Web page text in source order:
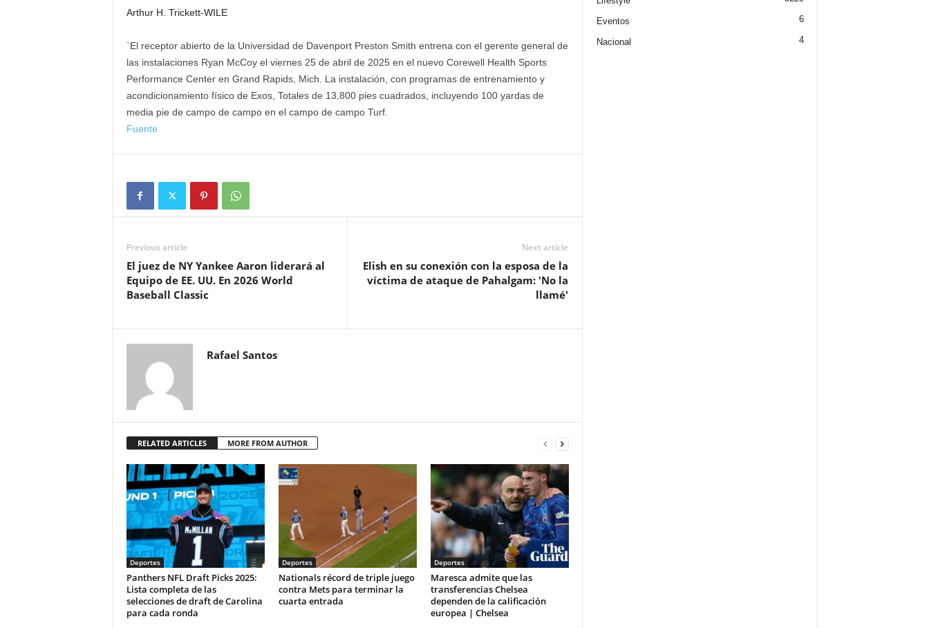
Arthur H. Trickett-WILE
`El receptor abierto de la Universidad de Davenport Preston Smith entrena con el gerente general de
las instalaciones Ryan McCoy el viernes 25 de abril de 2025 en el nuevo Corewell Health Sports
Performance Center en Grand Rapids, Mich. La instalación, con programas de entrenamiento y
acondicionamiento físico de Exos, Totales de 13,800 pies cuadrados, incluyendo 100 yardas de
media pie de campo de campo en el campo de campo Turf.
Fuente
Previous article
El juez de NY Yankee Aaron liderará al
Equipo de EE. UU. En 2026 World
Baseball Classic
Next article
Elish en su conexión con la esposa de la
víctima de ataque de Pahalgam: 'No la
llamé'
Rafael Santos
RELATED ARTICLES MORE FROM AUTHOR
Deportes
Panthers NFL Draft Picks 2025:
Lista completa de las
selecciones de draft de Carolina
para cada ronda
Deportes
Nationals récord de triple juego
contra Mets para terminar la
cuarta entrada
Deportes
Maresca admite que las
transferencias Chelsea
dependen de la calificación
europea | Chelsea
Eventos 6
Nacional 4